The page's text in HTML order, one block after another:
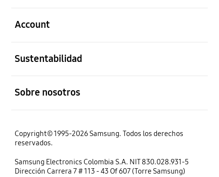
Account
Sustentabilidad
Sobre nosotros
Copyright© 1995-2026 Samsung. Todos los derechos
reservados.
Samsung Electronics Colombia S.A. NIT 830.028.931-5
Dirección Carrera 7 # 113 - 43 Of 607 (Torre Samsung)